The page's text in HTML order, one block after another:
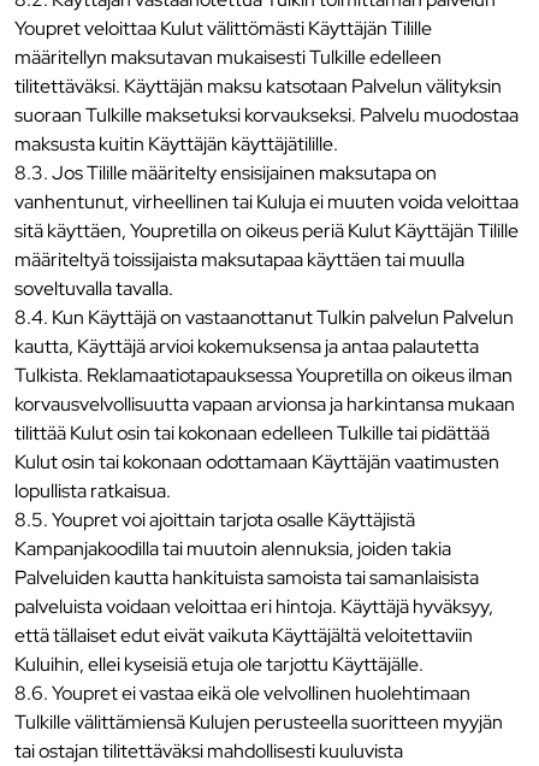
Youpret veloittaa Kulut välittömästi Käyttäjän Tilille
määritellyn maksutavan mukaisesti Tulkille edelleen
tilitettäväksi. Käyttäjän maksu katsotaan Palvelun välityksin
suoraan Tulkille maksetuksi korvaukseksi. Palvelu muodostaa
maksusta kuitin Käyttäjän käyttäjätilille.
8.3. Jos Tilille määritelty ensisijainen maksutapa on
vanhentunut, virheellinen tai Kuluja ei muuten voida veloittaa
sitä käyttäen, Youpretilla on oikeus periä Kulut Käyttäjän Tilille
määriteltyä toissijaista maksutapaa käyttäen tai muulla
soveltuvalla tavalla.
8.4. Kun Käyttäjä on vastaanottanut Tulkin palvelun Palvelun
kautta, Käyttäjä arvioi kokemuksensa ja antaa palautetta
Tulkista. Reklamaatiotapauksessa Youpretilla on oikeus ilman
korvausvelvollisuutta vapaan arvionsa ja harkintansa mukaan
tilittää Kulut osin tai kokonaan edelleen Tulkille tai pidättää
Kulut osin tai kokonaan odottamaan Käyttäjän vaatimusten
lopullista ratkaisua.
8.5. Youpret voi ajoittain tarjota osalle Käyttäjistä
Kampanjakoodilla tai muutoin alennuksia, joiden takia
Palveluiden kautta hankituista samoista tai samanlaisista
palveluista voidaan veloittaa eri hintoja. Käyttäjä hyväksyy,
että tällaiset edut eivät vaikuta Käyttäjältä veloitettaviin
Kuluihin, ellei kyseisiä etuja ole tarjottu Käyttäjälle.
8.6. Youpret ei vastaa eikä ole velvollinen huolehtimaan
Tulkille välittämiensä Kulujen perusteella suoritteen myyjän
tai ostajan tilitettäväksi mahdollisesti kuuluvista